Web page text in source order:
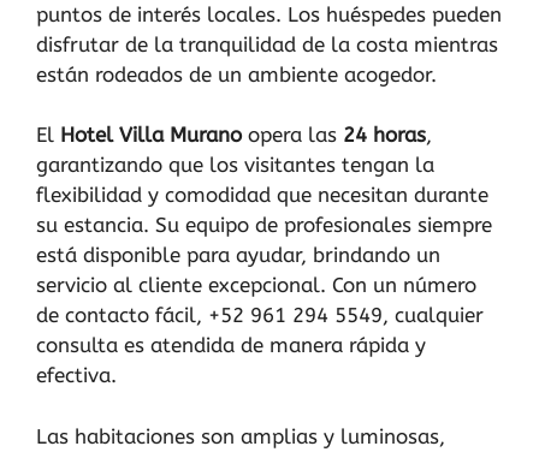
puntos de interés locales. Los huéspedes pueden
disfrutar de la tranquilidad de la costa mientras
están rodeados de un ambiente acogedor.
El Hotel Villa Muranoopera las 24 horas,
garantizando que los visitantes tengan la
flexibilidad y comodidad que necesitan durante
su estancia. Su equipo de profesionales siempre
está disponible para ayudar, brindando un
servicio al cliente excepcional. Con un número
de contacto fácil, +52 961 294 5549, cualquier
consulta es atendida de manera rápida y
efectiva.
Las habitaciones son amplias y luminosas,